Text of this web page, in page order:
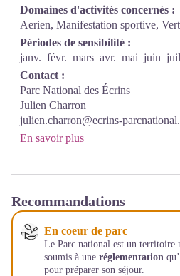
Domaines d'activités concernés :
Aerien, Manifestation sportive,
Périodes de sensibilité :
janv. févr. mars avr. mai juin
Contact :
Parc National des Écrins
Julien Charron
julien.charron@ecrins-
En savoir plus
Recommandations
En coeur de parc
Le Parc national est un territoire
soumis à une réglementation
pour préparer son séjour.